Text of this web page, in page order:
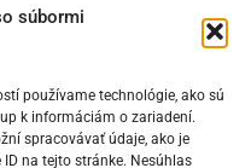
súbormi
používame technológie, ako sú
k informáciám o zariadení.
spracovávať údaje, ako je
na tejto stránke. Nesúhlas
komentovať.